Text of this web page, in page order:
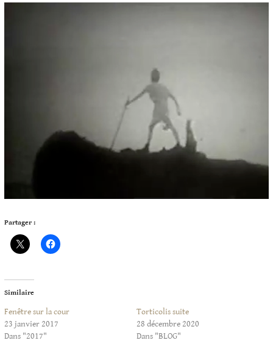
Partager :
Similaire
Fenêtre sur la cour
23 janvier 2017
Dans "2017"
Torticolis suite
28 décembre 2020
Dans "BLOG"